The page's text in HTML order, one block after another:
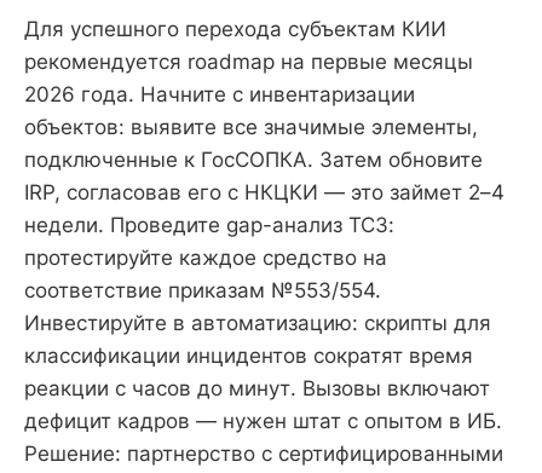
Для успешного перехода субъектам КИИ
рекомендуется roadmap на первые месяцы
2026 года. Начните с инвентаризации
объектов: выявите все значимые элементы,
подключенные к ГосСОПКА. Затем обновите
IRP, согласовав его с НКЦКИ — это займет 2–4
недели. Проведите gap-анализ ТСЗ:
протестируйте каждое средство на
соответствие приказам №553/554.
Инвестируйте в автоматизацию: скрипты для
классификации инцидентов сократят время
реакции с часов до минут. Вызовы включают
дефицит кадров — нужен штат с опытом в ИБ.
Решение: партнерство с сертифицированными